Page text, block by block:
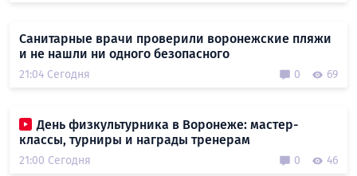
Санитарные врачи проверили воронежские пляжи
и не нашли ни одного безопасного
21:04 Сегодня 0 69
День физкультурника в Воронеже: мастер-
классы, турниры и награды тренерам
21:00 Сегодня 0 46